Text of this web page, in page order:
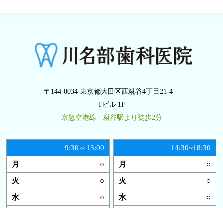
〒144-0034 東京都大田区西糀谷4丁目21-4
Tビル 1F
京急空港線 糀谷駅より徒歩2分
9:30～13:00
○
○
○
14:30~18:30
○
○
○